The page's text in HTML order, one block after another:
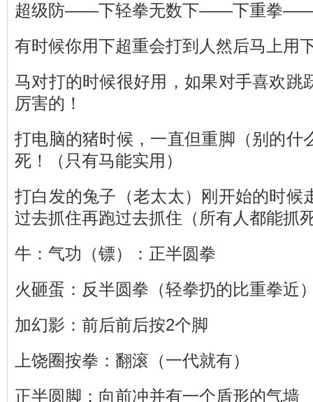
超级防——下轻拳无数下——下重拳——
有时候你用下超重会打到人然后马上用
马对打的时候很好用，如果对手喜欢跳
厉害的！
打电脑的猪时候，一直但重脚（别的什
死！（只有马能实用）
打白发的兔子（老太太）刚开始的时候
过去抓住再跑过去抓住（所有人都能抓
牛：气功（镖）：正半圆拳
火砸蛋：反半圆拳（轻拳扔的比重拳近
加幻影：前后前后按2个脚
上饶圈按拳：翻滚（一代就有）
正半圆脚：向前冲并有一个盾形的气墙